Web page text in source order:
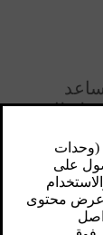
لبطارية